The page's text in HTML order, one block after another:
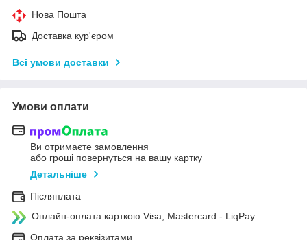
Нова Пошта
Доставка кур'єром
Всі умови доставки
Умови оплати
Ви отримаєте замовлення
або гроші повернуться на вашу картку
Детальніше
Післяплата
Онлайн-оплата карткою Visa, Mastercard - LiqPay
Оплата за реквізитами